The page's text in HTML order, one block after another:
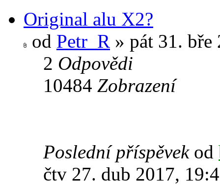
Original alu X2?
od Petr_R » pát 31. bře
2 Odpovědi
10484 Zobrazení
Poslední příspěvek od
čtv 27. dub 2017,